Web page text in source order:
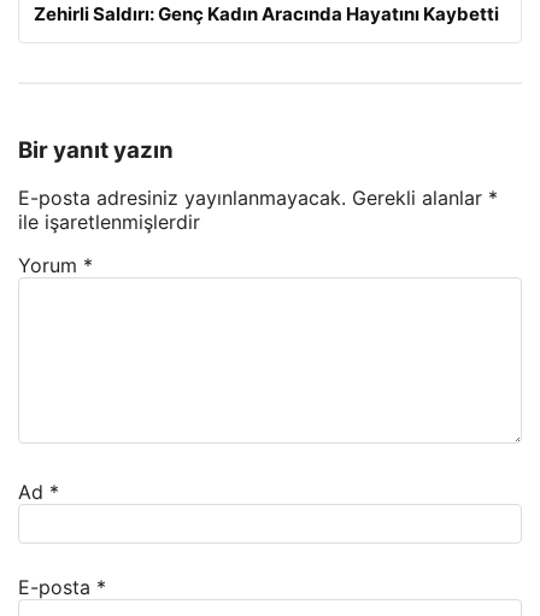
Zehirli Saldırı: Genç Kadın Aracında Hayatını Kaybetti
Bir yanıt yazın
E-posta adresiniz yayınlanmayacak. Gerekli alanlar *
ile işaretlenmişlerdir
Yorum *
Ad *
E-posta *